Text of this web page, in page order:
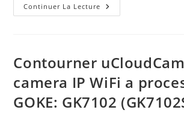
Continuer La Lecture ProjetZ84:
Parts
Contourner
camera IP WiFi a
GOKE: GK7102